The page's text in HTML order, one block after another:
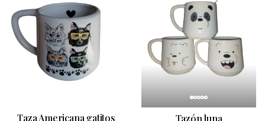
Taza Americana gatitos
Tazón luna